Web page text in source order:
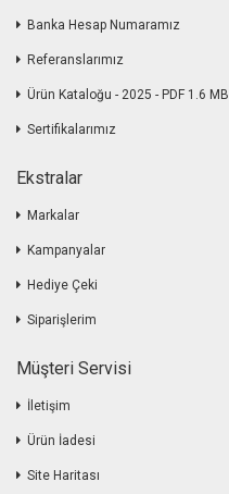
Banka Hesap Numaramız
Referanslarımız
Ürün Kataloğu - 2025 - PDF 1.6 MB
Sertifikalarımız
Ekstralar
Markalar
Kampanyalar
Hediye Çeki
Siparişlerim
Müşteri Servisi
İletişim
Ürün İadesi
Site Haritası